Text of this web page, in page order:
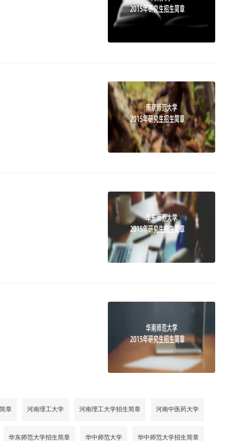
章 河南理工大学 河南理工大学招生简章 河南中医药大学
华东师范大学招生简章 华中师范大学 华中师范大学招生简章